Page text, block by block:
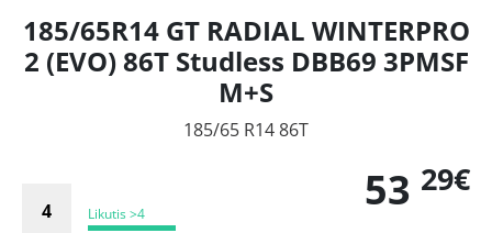
185/65R14 GT RADIAL WINTERPRO
2 (EVO) 86T Studless DBB69 3PMSF
M+S
185/65 R14 86T
Likutis >4 53 29€